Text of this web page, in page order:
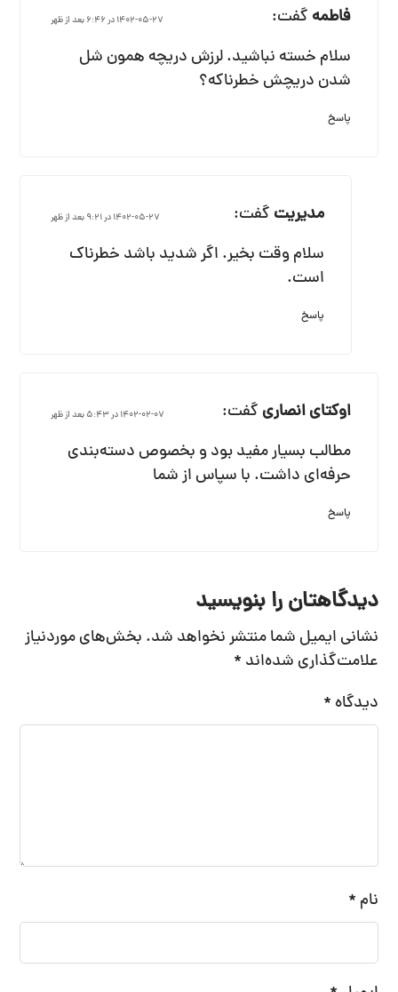
فاطمه گفت: 1402-05-27 در 6:46 بعد از ظهر
سلام خسته نباشید. لرزش دریچه همون شل
شدن دریچش خطرناکه؟
پاسخ
مدیریت گفت: 1402-05-27 در 9:21 بعد از ظهر
سلام وقت بخیر. اگر شدید باشد خطرناک
است.
پاسخ
اوکتای انصاری گفت: 1402-02-07 در 5:43 بعد از ظهر
مطالب بسیار مفید بود و بخصوص دسته‌بندی
حرفه‌ای داشت. با سپاس از شما
پاسخ
دیدگاهتان را بنویسید
نشانی ایمیل شما منتشر نخواهد شد. بخش‌های موردنیاز
علامت‌گذاری شده‌اند *
دیدگاه *
نام *